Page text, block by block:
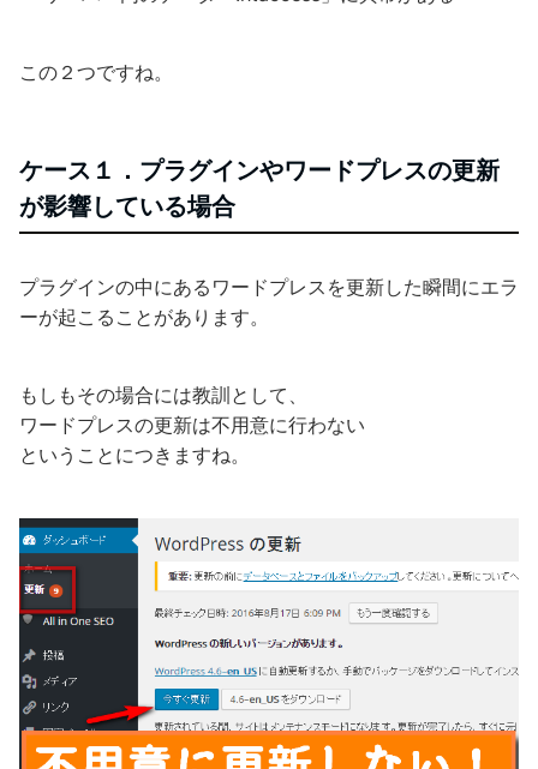
この２つですね。
ケース１．プラグインやワードプレスの更新
が影響している場合
プラグインの中にあるワードプレスを更新した瞬間にエラ
ーが起こることがあります。
もしもその場合には教訓として、
ワードプレスの更新は不用意に行わない
ということにつきますね。